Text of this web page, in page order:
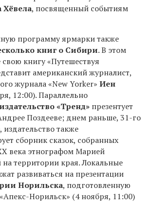
Хёвела, посвященный событиям
программу ярмарки также
книг о Сибири. В этом
книгу «Путешествуя
американский журналист,
журнала «New Yorker» Иен
12:00). Параллельно
«Тренд» презентует
Поздееве; днем раньше, 31-го
издательство также
сборник сказок, собранных
века этнографом Марией
территории края. Локальные
развиваться на презентации
Норильска, подготовленную
Норильск» (4 ноября, 11:00)